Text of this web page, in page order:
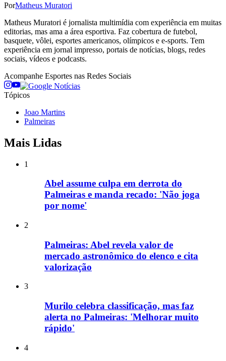
PorMatheus Muratori
Matheus Muratori é jornalista multimídia com experiência em muitas
editorias, mas ama a área esportiva. Faz cobertura de futebol,
basquete, vôlei, esportes americanos, olímpicos e e-sports. Tem
experiência em jornal impresso, portais de notícias, blogs, redes
sociais, vídeos e podcasts.
Acompanhe Esportes nas Redes Sociais
Tópicos
Joao Martins
Palmeiras
Mais Lidas
1
Abel assume culpa em derrota do
Palmeiras e manda recado: 'Não joga
por nome'
2
Palmeiras: Abel revela valor de
mercado astronômico do elenco e cita
valorização
3
Murilo celebra classificação, mas faz
alerta no Palmeiras: 'Melhorar muito
rápido'
4